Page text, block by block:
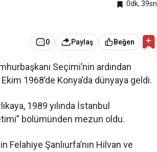
0dk, 39sn
0 Paylaş Beğen
Seçimi’nin ardından
1968’de Konya’da dünyaya geldi.
1989 yılında İstanbul
bölümünden mezun oldu.
Felahiye Şanlıurfa’nın Hilvan ve